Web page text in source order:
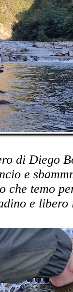
di Diego
e
che temo
e